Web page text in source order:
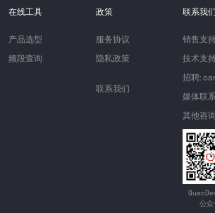
在线工具
产品选型
频段查询
政策
服务协议
隐私政策
联系我们
联系我们
销售支
技术支
招聘:
媒体联
其他咨
公众